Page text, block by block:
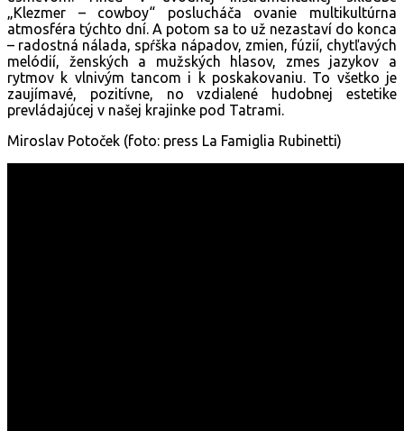
„Klezmer – cowboy“ poslucháča ovanie multikultúrna
atmosféra týchto dní. A potom sa to už nezastaví do konca
– radostná nálada, spŕška nápadov, zmien, fúzií, chytľavých
melódií, ženských a mužských hlasov, zmes jazykov a
rytmov k vlnivým tancom i k poskakovaniu. To všetko je
zaujímavé, pozitívne, no vzdialené hudobnej estetike
prevládajúcej v našej krajinke pod Tatrami.
Miroslav Potoček (foto: press La Famiglia Rubinetti)